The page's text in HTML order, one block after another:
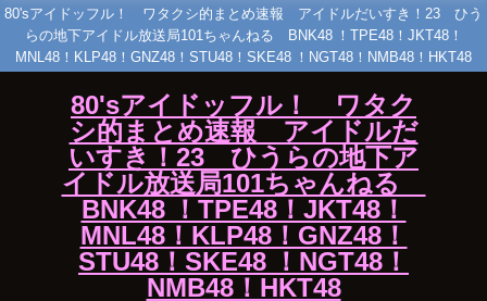
80'sアイドッフル！ ワタクシ的まとめ速報 アイドルだいすき！23 ひう
らの地下アイドル放送局101ちゃんねる BNK48 ！TPE48！JKT48！
MNL48！KLP48！GNZ48！STU48！SKE48 ！NGT48！NMB48！HKT48
80'sアイドッフル！ ワタク
シ的まとめ速報 アイドルだ
いすき！23 ひうらの地下ア
イドル放送局101ちゃんねる
BNK48 ！TPE48！JKT48！
MNL48！KLP48！GNZ48！
STU48！SKE48 ！NGT48！
NMB48！HKT48